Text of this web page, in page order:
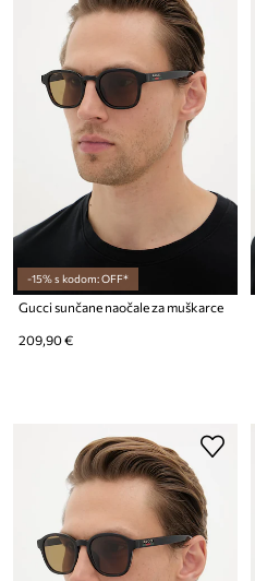
-15% s kodom: OFF*
Gucci sunčane naočale za muškarce
209,90 €